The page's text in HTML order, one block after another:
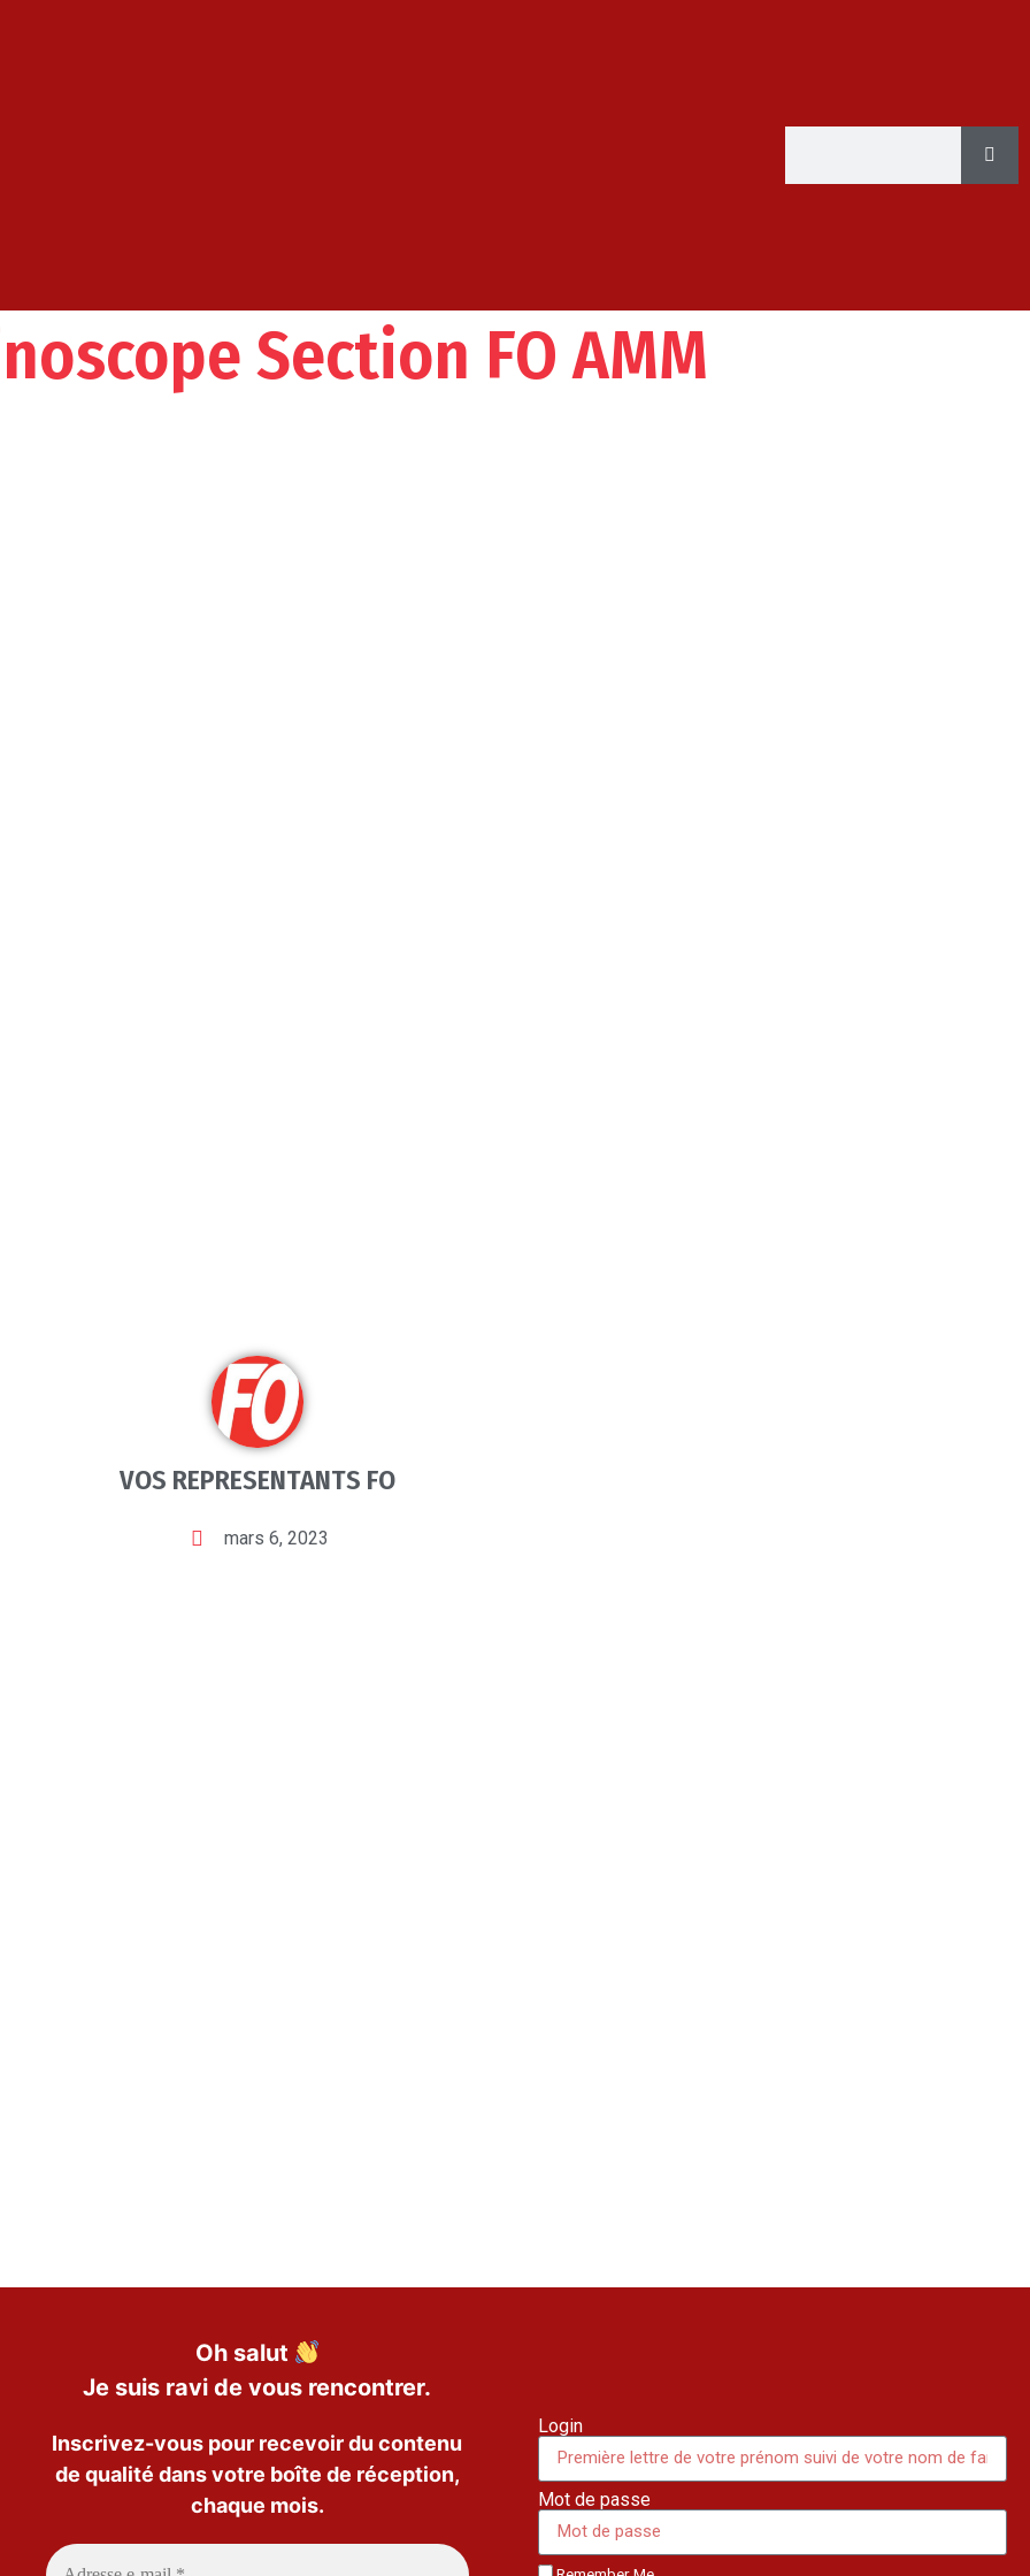
Section FO AMM
VOS REPRESENTANTS FO
mars 6, 2023
Oh salut
Je suis ravi de vous rencontrer.
Inscrivez-vous pour recevoir du contenu
de qualité dans votre boîte de réception,
chaque mois.
Login
Mot de passe